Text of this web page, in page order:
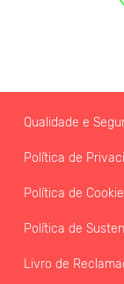
Qualidade e
Política de
Política de
Política de
Livro de